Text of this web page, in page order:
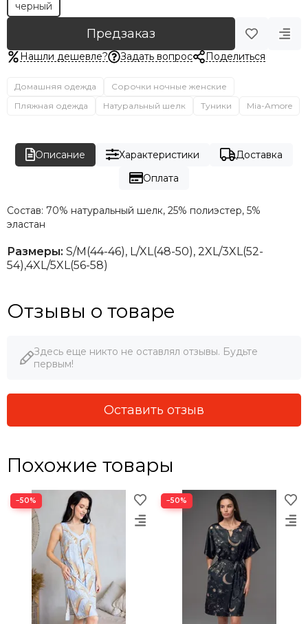
черный
Предзаказ
Нашли дешевле? Задать вопрос Поделиться
Домашняя одежда
Сорочки ночные женские
Пляжная одежда
Натуральный шелк Туники Mia-Amore
Описание Характеристики
Доставка
Оплата
Состав: 70% натуральный шелк, 25% полиэстер, 5%
эластан
Размеры: S/M(44-46), L/XL(48-50), 2XL/3XL(52-
54),4XL/5XL(56-58)
Отзывы о товаре
Здесь еще никто не оставлял отзывы. Будьте
первым!
Оставить отзыв
Похожие товары
−50% −50%